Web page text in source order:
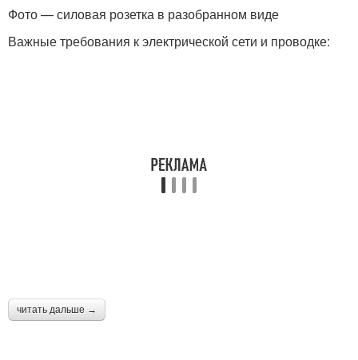
Фото — силовая розетка в разобранном виде
Важные требования к электрической сети и проводке:
читать дальше →